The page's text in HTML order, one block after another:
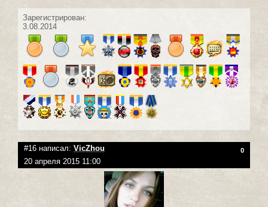
Зарегистрирован:
3.08.2014
#16 написал: VicZhou 0
20 апреля 2015 11:00